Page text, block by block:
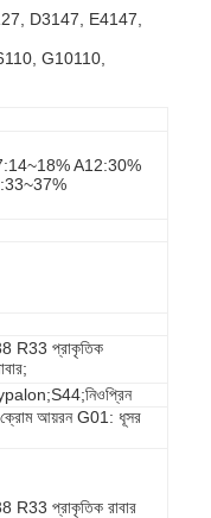
D3147, E4147,
G10110,
A12:30%
R33 প্রাকৃতিক
আয়রন G01: ধূসর
প্রাকৃতিক রাবার